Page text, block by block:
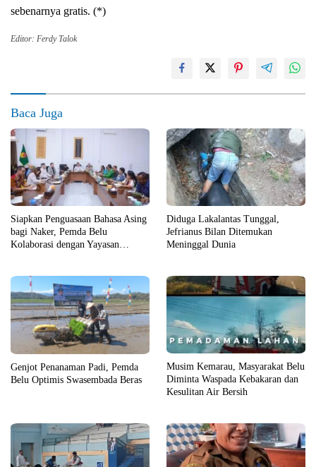
sebenarnya gratis. (*)
Editor: Ferdy Talok
Baca Juga
Siapkan Penguasaan Bahasa Asing
bagi Naker, Pemda Belu
Kolaborasi dengan Yayasan
Diduga Lakalantas Tunggal,
Jefrianus Bilan Ditemukan
Meninggal Dunia
Genjot Penanaman Padi, Pemda
Belu Optimis Swasembada Beras
Musim Kemarau, Masyarakat Belu
Diminta Waspada Kebakaran dan
Kesulitan Air Bersih